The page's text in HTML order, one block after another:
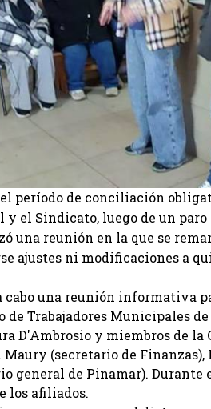
período de conciliación
el Sindicato, luego de un
una reunión en la que se
ajustes ni modificaciones a
cabo una reunión informativa
Trabajadores Municipales
D'Ambrosio y miembros de
Maury (secretario de
general de Pinamar). Durante
los afiliados.